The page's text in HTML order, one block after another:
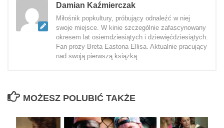
Damian Kaźmierczak
Miłośnik popkultury, próbujący odnaleźć w niej
swoje miejsce. W kinie szczególnie zafascynowany
okresem lat osiemdziesiątych i dziewięćdziesiątych.
Fan prozy Breta Eastona Ellisa. Aktualnie pracujący
nad swoją pierwszą książką.
MOŻESZ POLUBIĆ TAKŻE